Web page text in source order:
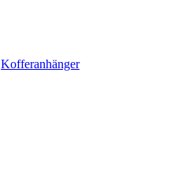
Kofferanhänger